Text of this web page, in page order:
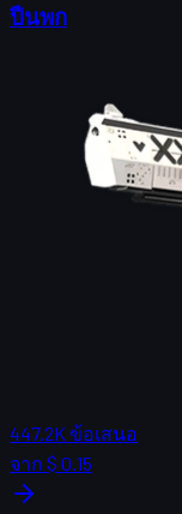
ปืนพก
447.2Kข้อเสนอ
จาก $ 0.15